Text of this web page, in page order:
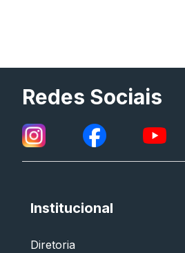
Redes Sociais
Institucional
Diretoria